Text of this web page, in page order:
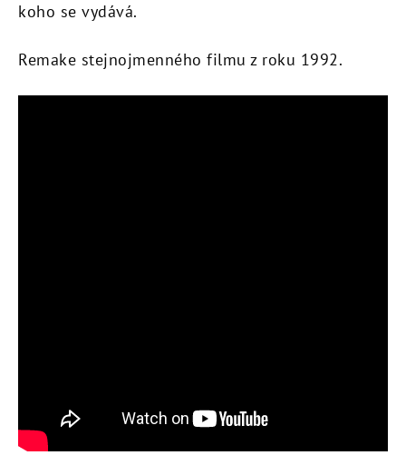
koho se vydává.
Remake stejnojmenného filmu z roku 1992.